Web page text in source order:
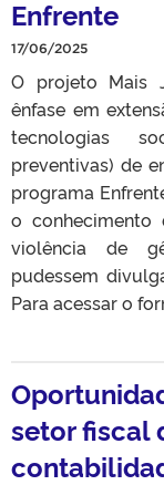
Enfrente
17/06/2025
O projeto Mais
ênfase em
tecnologias
preventivas) de
programa
o conhecimento
violência de
pudessem
Para acessar o
setor fiscal